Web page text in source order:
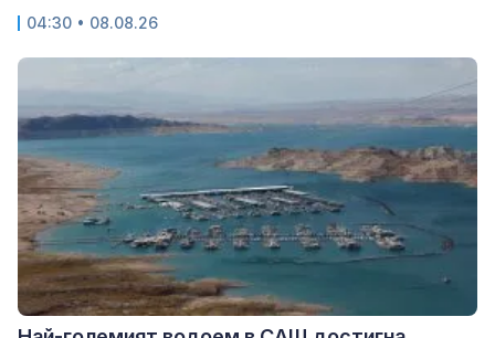
04:30 • 08.08.26